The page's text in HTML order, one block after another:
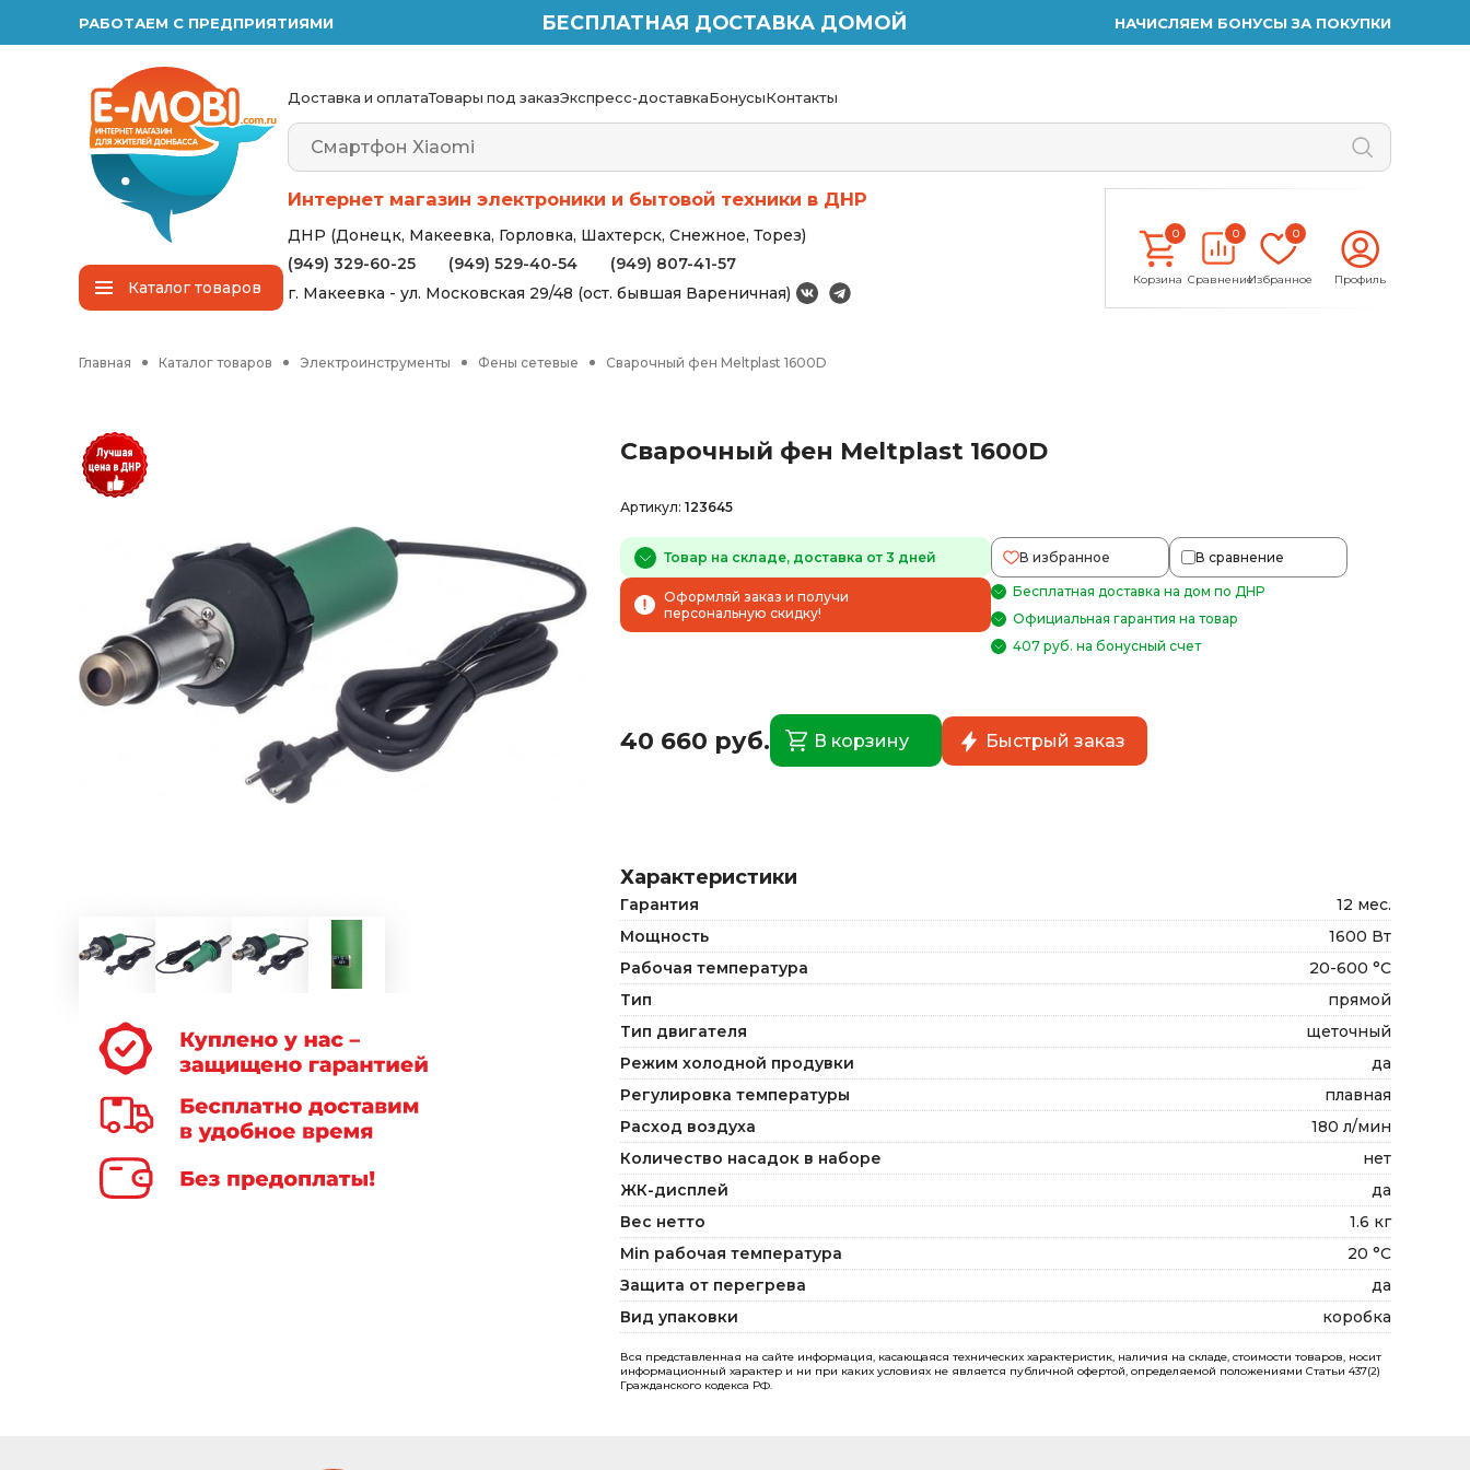
РАБОТАЕМ С ПРЕДПРИЯТИЯМИ БЕСПЛАТНАЯ ДОСТАВКА ДОМОЙ НАЧИСЛЯЕМ БОНУСЫ ЗА ПОКУПКИ
Каталогтоваров
Доставка и оплатаТовары под заказЭкспресс-доставкаБонусыКонтакты
Интернет магазин электроники и бытовой техники в ДНР
ДНР (Донецк, Макеевка, Горловка, Шахтерск, Снежное, Торез)
(949) 329-60-25
(949) 529-40-54
(949) 807-41-57
г. Макеевка - ул. Московская 29/48 (ост. бывшая Вареничная)
0
Корзина
0
Сравнение
0
Избранное Профиль
Главная Каталог товаров Электроинструменты Фены сетевые Сварочный фен Meltplast 1600D
Сварочный фен Meltplast 1600D
Артикул: 123645
Товар на складе, доставка от 3 дней В избранное В сравнение
Оформляй заказ и получи
персональную скидку!
Бесплатная доставка на дом по ДНР
Официальная гарантия на товар
407 руб. на бонусный счет
40 660 руб. В корзину Быстрый заказ
Характеристики
Гарантия
12 мес.
Мощность
1600 Вт
Рабочая температура
20-600 °С
Тип
прямой
Тип двигателя
щеточный
Режим холодной продувки
да
Регулировка температуры
плавная
Расход воздуха
180 л/мин
Количество насадок в наборе
нет
ЖК-дисплей
да
Вес нетто
1.6 кг
Min рабочая температура
20 °С
Защита от перегрева
да
Вид упаковки
коробка
Вся представленная на сайте информация, касающаяся технических характеристик, наличия на складе, стоимости товаров, носит
информационный характер и ни при каких условиях не является публичной офертой, определяемой положениями Статьи 437(2)
Гражданского кодекса РФ.